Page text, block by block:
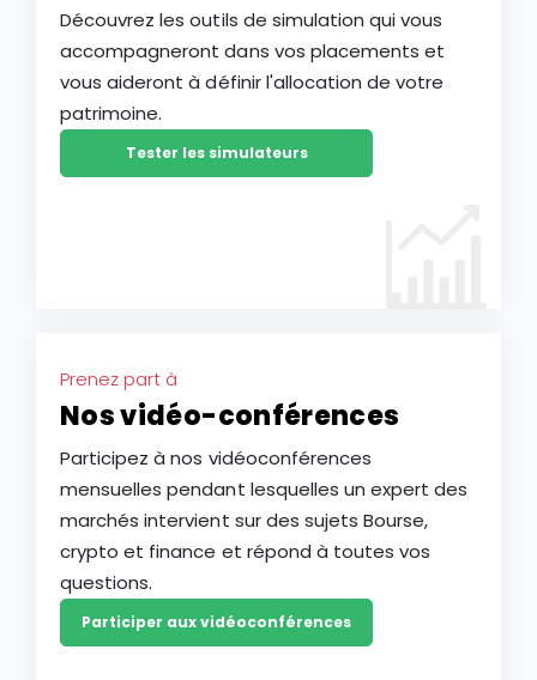
Découvrez les outils de simulation qui vous
accompagneront dans vos placements et
vous aideront à définir l'allocation de votre
patrimoine.
Tester les simulateurs
Prenez part à
Nos vidéo-conférences
Participez à nos vidéoconférences
mensuelles pendant lesquelles un expert des
marchés intervient sur des sujets Bourse,
crypto et finance et répond à toutes vos
questions.
Participer aux vidéoconférences